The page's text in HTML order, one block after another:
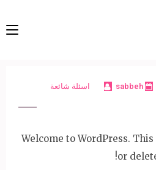
sabbeh اسئلة شائعة
Welcome to WordPress.
or